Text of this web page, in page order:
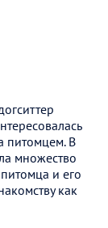
питомцем. В
множество
и его
как